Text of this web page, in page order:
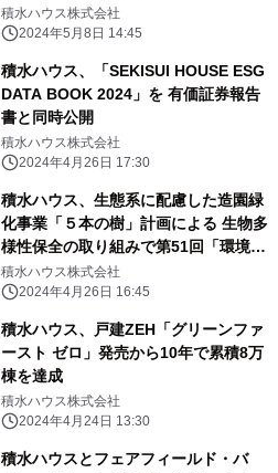
働く魅力をさらに向上
積水ハウス株式会社
2024年5月8日 14:45
積水ハウス、「SEKISUI HOUSE ESG
DATA BOOK 2024」を 有価証券報告
書と同時公開
積水ハウス株式会社
2024年4月26日 17:30
積水ハウス、生態系に配慮した造園緑
化事業「５本の樹」計画による 生物多
様性保全の取り組みで第51回「環境
賞」優良賞を受賞
積水ハウス株式会社
2024年4月26日 16:45
積水ハウス、戸建ZEH「グリーンファ
ースト ゼロ」発売から10年で累積8万
棟を達成
積水ハウス株式会社
2024年4月24日 13:30
積水ハウスとフェアフィールド・バ